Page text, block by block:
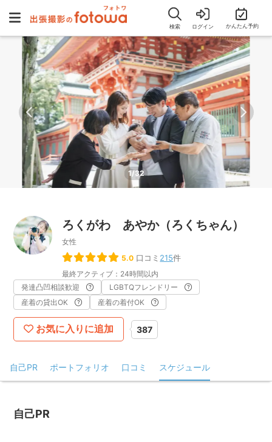
検索 ログイン かんたん予約
1/32
ろくがわ あやか（ろくちゃん）
女性
5.0 口コミ 215件
最終アクティブ：24時間以内
発達凸凹相談歓迎
LGBTQフレンドリー
産着の貸出OK
産着の着付OK
お気に入りに追加 387
自己PR ポートフォリオ 口コミ スケジュール
自己PR